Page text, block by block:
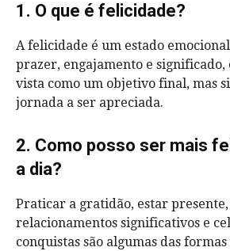
1. O que é felicidade?
A felicidade é um estado
prazer, engajamento e significado,
vista como um objetivo final, mas
jornada a ser apreciada.
2. Como posso ser mais
a dia?
Praticar a gratidão, estar
relacionamentos significativos e
conquistas são algumas das